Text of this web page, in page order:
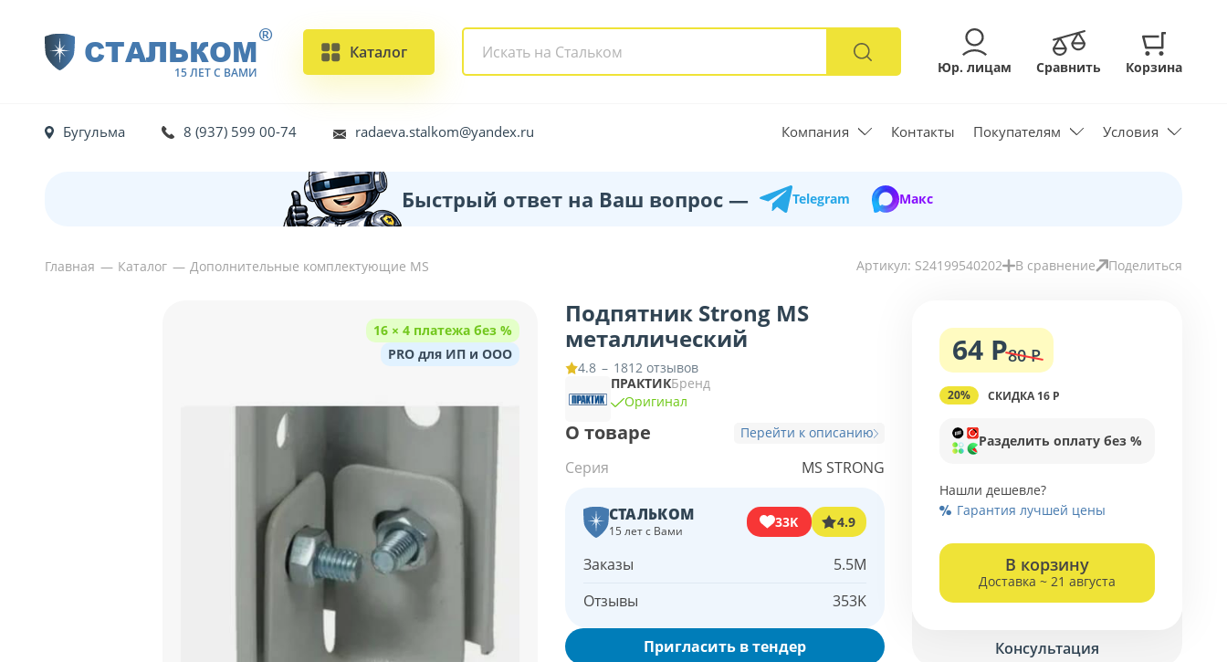
СТАЛЬКОМ
15 ЛЕТ С ВАМИ
®
Каталог
Юр. лицам Сравнить Корзина
Бугульма 8 (937) 599 00-74 radaeva.stalkom@yandex.ru Компания Контакты Покупателям Условия
Быстрый ответ на Ваш вопрос — Telegram Макс
Главная Каталог Дополнительные комплектующие MS Артикул: S24199540202 В сравнение Поделиться
16 × 4 платежа без %
PRO для ИП и ООО
Подпятник Strong MS
металлический
4.8 – 1812 отзывов
ПРАКТИКБренд
Оригинал
О товаре Перейти к описанию
Серия MS STRONG
СТАЛЬКОМ
15 лет с Вами
33K 4.9
Заказы
5.5M
Отзывы
353K
Пригласить в тендер
64 Р80 Р
20% СКИДКА 16 Р
Разделить оплату без %
Нашли дешевле?
Гарантия лучшей цены
В корзину
Доставка ~ 21 августа
Консультация